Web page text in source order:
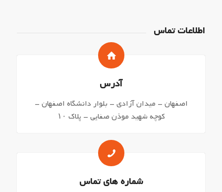
اطلاعات تماس
آدرس
اصفهان – میدان آزادی – بلوار دانشگاه اصفهان –
کوچه شهید موذن صفایی – پلاک ۱۰
شماره های تماس